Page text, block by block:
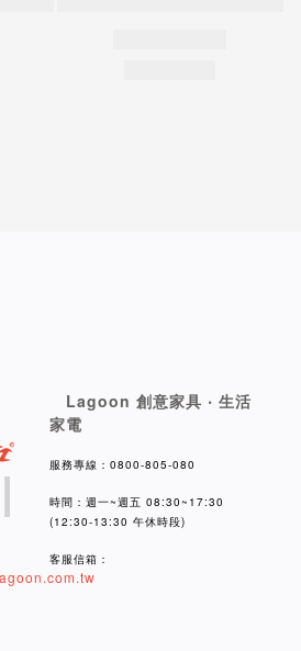
Lagoon 創意家具 ‧ 生活
家電
服務專線：0800-805-080
時間：週一~週五 08:30~17:30
(12:30-13:30 午休時段)
客服信箱：